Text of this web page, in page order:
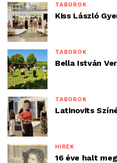
TÁBOROK
Kiss László
TÁBOROK
Bella István
TÁBOROK
Latinovits
HÍREK
16 éve halt